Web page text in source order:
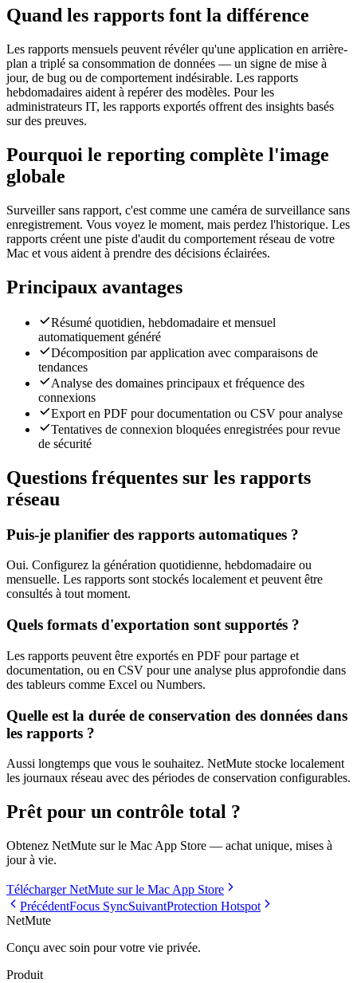
Quand les rapports font la différence
Les rapports mensuels peuvent révéler qu'une application en arrière-
plan a triplé sa consommation de données — un signe de mise à
jour, de bug ou de comportement indésirable. Les rapports
hebdomadaires aident à repérer des modèles. Pour les
administrateurs IT, les rapports exportés offrent des insights basés
sur des preuves.
Pourquoi le reporting complète l'image
globale
Surveiller sans rapport, c'est comme une caméra de surveillance sans
enregistrement. Vous voyez le moment, mais perdez l'historique. Les
rapports créent une piste d'audit du comportement réseau de votre
Mac et vous aident à prendre des décisions éclairées.
Principaux avantages
Résumé quotidien, hebdomadaire et mensuel
automatiquement généré
Décomposition par application avec comparaisons de
tendances
Analyse des domaines principaux et fréquence des
connexions
Export en PDF pour documentation ou CSV pour analyse
Tentatives de connexion bloquées enregistrées pour revue
de sécurité
Questions fréquentes sur les rapports
réseau
Puis-je planifier des rapports automatiques ?
Oui. Configurez la génération quotidienne, hebdomadaire ou
mensuelle. Les rapports sont stockés localement et peuvent être
consultés à tout moment.
Quels formats d'exportation sont supportés ?
Les rapports peuvent être exportés en PDF pour partage et
documentation, ou en CSV pour une analyse plus approfondie dans
des tableurs comme Excel ou Numbers.
Quelle est la durée de conservation des données dans
les rapports ?
Aussi longtemps que vous le souhaitez. NetMute stocke localement
les journaux réseau avec des périodes de conservation configurables.
Prêt pour un contrôle total ?
Obtenez NetMute sur le Mac App Store — achat unique, mises à
jour à vie.
Télécharger NetMute sur le Mac App Store
PrécédentFocus SyncSuivantProtection Hotspot
NetMute
Conçu avec soin pour votre vie privée.
Produit